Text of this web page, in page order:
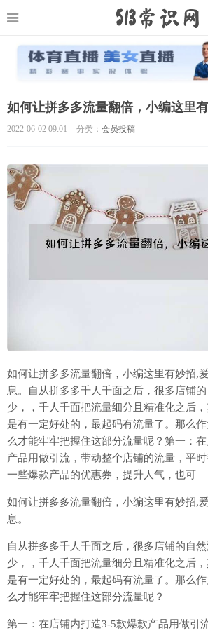
如何让拼多多流量翻倍，小编这里
2022-06-02 09:01 分类： 会员投稿
如何让拼多多流量翻倍，小编这里有妙招,
息。自从拼多多千人千面之后，很多店铺
少，，千人千面把流量细分且精准化之后
是有一定好处的，最起码有流量了。那么
么才能牢牢把握住这部分流量呢？第一：
产品用做引流，带动整个店铺的流量，平
一些爆款产品的优惠券，提升人气，也可
如何让拼多多流量翻倍，小编这里有妙招,
息。
自从拼多多千人千面之后，很多店铺的自
少，，千人千面把流量细分且精准化之后
是有一定好处的，最起码有流量了。那么
么才能牢牢把握住这部分流量呢？
第一：在店铺内打造3-5款爆款产品用做引